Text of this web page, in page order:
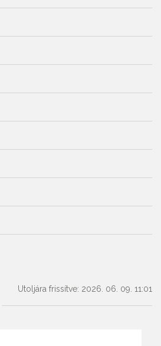
Utoljára frissítve: 2026. 06. 09. 11:01